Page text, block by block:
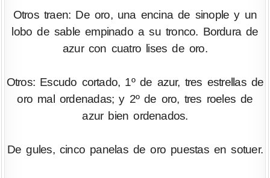
Otros traen: De oro, una encina de sinople y un
lobo de sable empinado a su tronco. Bordura de
azur con cuatro lises de oro.
Otros: Escudo cortado, 1º de azur, tres estrellas de
oro mal ordenadas; y 2º de oro, tres roeles de
azur bien ordenados.
De gules, cinco panelas de oro puestas en sotuer.